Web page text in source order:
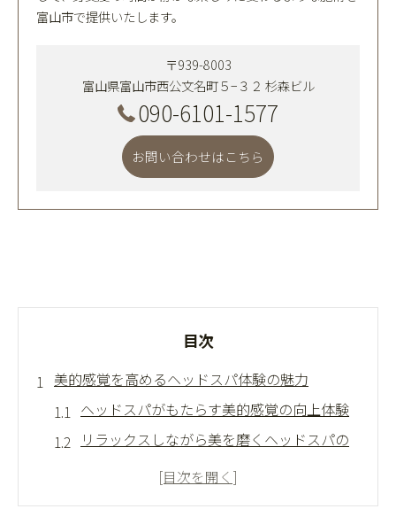
富山市で提供いたします。
〒939-8003
富山県富山市西公文名町５−３２ 杉森ビル
090-6101-1577
お問い合わせはこちら
目次
美的感覚を高めるヘッドスパ体験の魅力
ヘッドスパがもたらす美的感覚の向上体験
リラックスしながら美を磨くヘッドスパの